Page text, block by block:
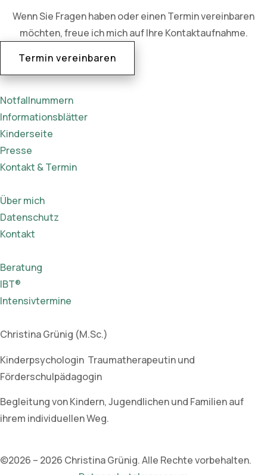
Wenn Sie Fragen haben oder einen Termin vereinbaren
möchten, freue ich mich auf Ihre Kontaktaufnahme.
Termin vereinbaren
Notfallnummern
Informationsblätter
Kinderseite
Presse
Kontakt & Termin
Über mich
Datenschutz
Kontakt
Beratung
IBT®
Intensivtermine
Christina Grünig (M.Sc.)
Kinderpsychologin Traumatherapeutin und
Förderschulpädagogin
Begleitung von Kindern, Jugendlichen und Familien auf
ihrem individuellen Weg.
©2026 – 2026 Christina Grünig. Alle Rechte vorbehalten.